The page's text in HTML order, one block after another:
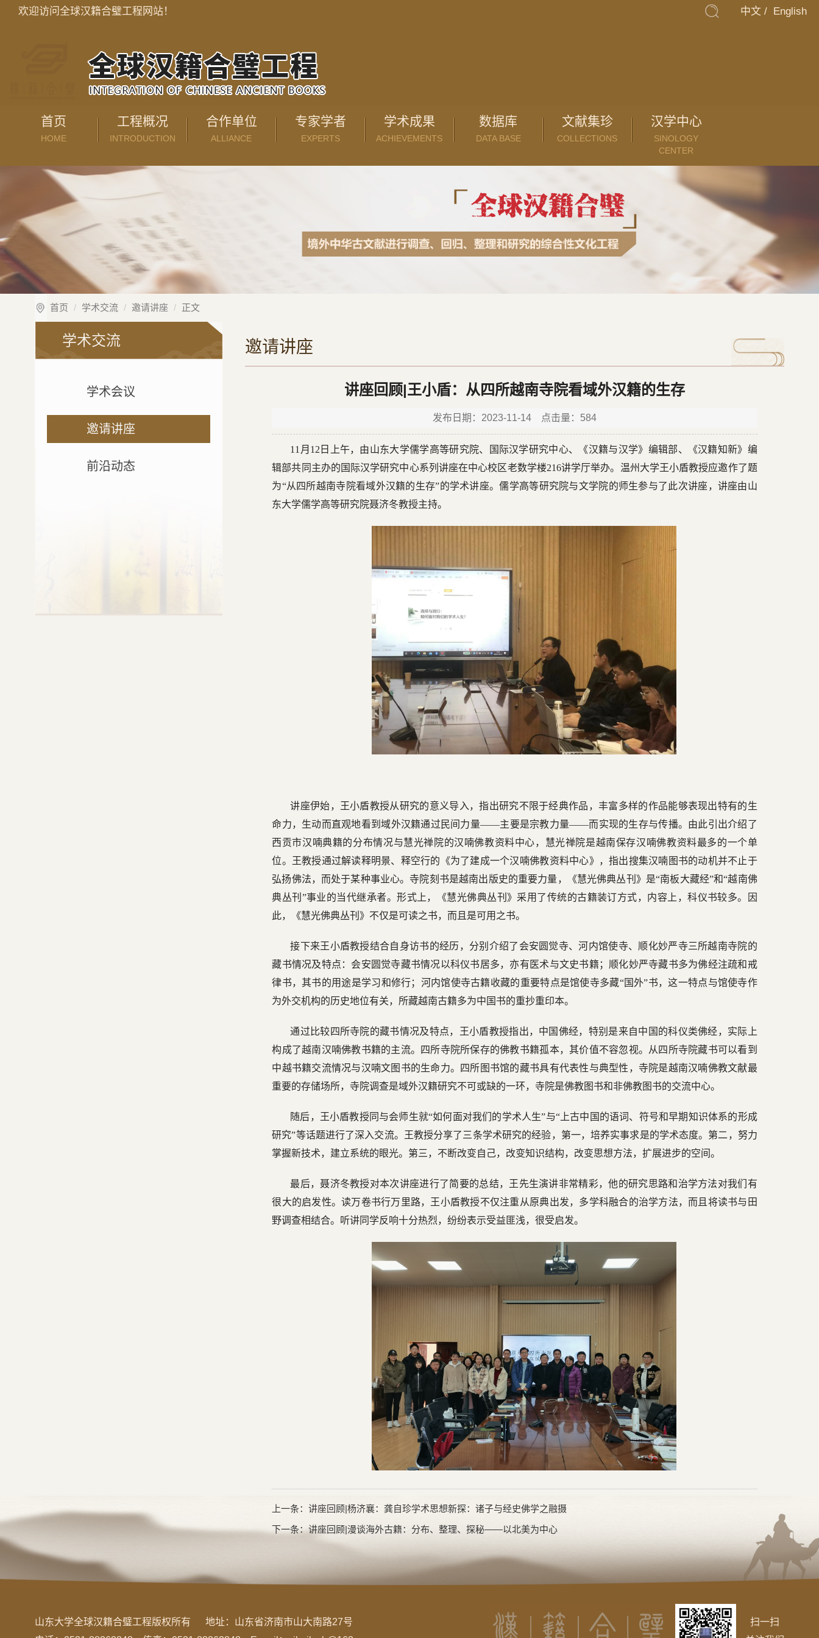
欢迎访问全球汉籍合璧工程网站！ 中文 / English
首页
HOME
工程概况
INTRODUCTION
合作单位
ALLIANCE
专家学者
EXPERTS
学术成果
ACHIEVEMENTS
数据库
DATA BASE
文献集珍
COLLECTIONS
汉学中心
SINOLOGY
CENTER
首页 学术交流 邀请讲座 正文
学术交流
学术会议
邀请讲座
前沿动态
邀请讲座
讲座回顾|王小盾：从四所越南寺院看域外汉籍的生存
发布日期：2023-11-14 点击量： 584
11月12日上午，由山东大学儒学高等研究院、国际汉学研究中心、《汉籍与汉学》编辑部、《汉籍知新》编
辑部共同主办的国际汉学研究中心系列讲座在中心校区老数学楼216讲学厅举办。温州大学王小盾教授应邀作了题
为“从四所越南寺院看域外汉籍的生存”的学术讲座。儒学高等研究院与文学院的师生参与了此次讲座，讲座由山
东大学儒学高等研究院聂济冬教授主持。
讲座伊始，王小盾教授从研究的意义导入，指出研究不限于经典作品，丰富多样的作品能够表现出特有的生
命力，生动而直观地看到域外汉籍通过民间力量——主要是宗教力量——而实现的生存与传播。由此引出介绍了
西贡市汉喃典籍的分布情况与慧光禅院的汉喃佛教资料中心，慧光禅院是越南保存汉喃佛教资料最多的一个单
位。王教授通过解读释明景、释空行的《为了建成一个汉喃佛教资料中心》，指出搜集汉喃图书的动机并不止于
弘扬佛法，而处于某种事业心。寺院刻书是越南出版史的重要力量，《慧光佛典丛刊》是“南板大藏经”和“越南佛
典丛刊”事业的当代继承者。形式上，《慧光佛典丛刊》采用了传统的古籍装订方式，内容上，科仪书较多。因
此，《慧光佛典丛刊》不仅是可读之书，而且是可用之书。
接下来王小盾教授结合自身访书的经历，分别介绍了会安圆觉寺、河内馆使寺、顺化妙严寺三所越南寺院的
藏书情况及特点：会安圆觉寺藏书情况以科仪书居多，亦有医术与文史书籍；顺化妙严寺藏书多为佛经注疏和戒
律书，其书的用途是学习和修行；河内馆使寺古籍收藏的重要特点是馆使寺多藏“国外”书，这一特点与馆使寺作
为外交机构的历史地位有关，所藏越南古籍多为中国书的重抄重印本。
通过比较四所寺院的藏书情况及特点，王小盾教授指出，中国佛经，特别是来自中国的科仪类佛经，实际上
构成了越南汉喃佛教书籍的主流。四所寺院所保存的佛教书籍孤本，其价值不容忽视。从四所寺院藏书可以看到
中越书籍交流情况与汉喃文图书的生命力。四所图书馆的藏书具有代表性与典型性，寺院是越南汉喃佛教文献最
重要的存储场所，寺院调查是域外汉籍研究不可或缺的一环，寺院是佛教图书和非佛教图书的交流中心。
随后，王小盾教授同与会师生就“如何面对我们的学术人生”与“上古中国的语词、符号和早期知识体系的形成
研究”等话题进行了深入交流。王教授分享了三条学术研究的经验，第一，培养实事求是的学术态度。第二，努力
掌握新技术，建立系统的眼光。第三，不断改变自己，改变知识结构，改变思想方法，扩展进步的空间。
最后，聂济冬教授对本次讲座进行了简要的总结，王先生演讲非常精彩，他的研究思路和治学方法对我们有
很大的启发性。读万卷书行万里路，王小盾教授不仅注重从原典出发，多学科融合的治学方法，而且将读书与田
野调查相结合。听讲同学反响十分热烈，纷纷表示受益匪浅，很受启发。
上一条：讲座回顾|杨济襄：龚自珍学术思想新探：诸子与经史佛学之融摄
下一条：讲座回顾|漫谈海外古籍：分布、整理、探秘——以北美为中心
山东大学全球汉籍合璧工程版权所有 地址： 山东省济南市山大南路27号
扫一扫